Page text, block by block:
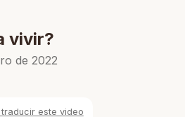
vivir?
de 2022
este video